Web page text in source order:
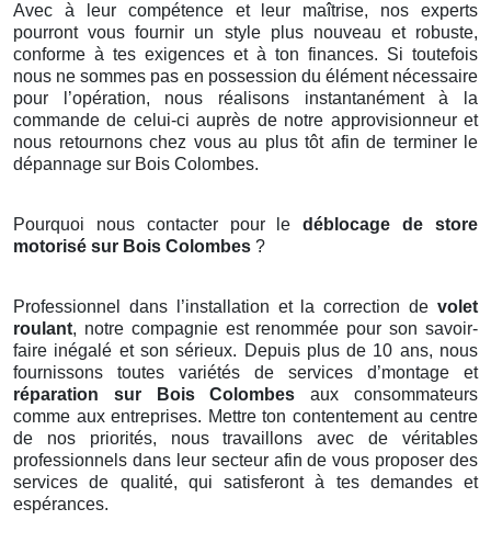
Avec à leur compétence et leur maîtrise, nos experts
pourront vous fournir un style plus nouveau et robuste,
conforme à tes exigences et à ton finances. Si toutefois
nous ne sommes pas en possession du élément nécessaire
pour l’opération, nous réalisons instantanément à la
commande de celui-ci auprès de notre approvisionneur et
nous retournons chez vous au plus tôt afin de terminer le
dépannage sur Bois Colombes.
Pourquoi nous contacter pour ledéblocage de store
motorisé sur Bois Colombes ?
Professionnel dans l’installation et la correction de volet
roulant, notre compagnie est renommée pour son savoir-
faire inégalé et son sérieux. Depuis plus de 10 ans, nous
fournissons toutes variétés de services d’montage et
réparation sur Bois Colombes aux consommateurs
comme aux entreprises. Mettre ton contentement au centre
de nos priorités, nous travaillons avec de véritables
professionnels dans leur secteur afin de vous proposer des
services de qualité, qui satisferont à tes demandes et
espérances.